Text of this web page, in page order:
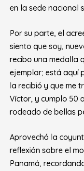
en la sede nacional
Por su parte, el
siento que soy,
recibo una medalla
ejemplar; está aquí
la recibió y que me
Víctor, y cumplo 50
rodeado de bellas
Aprovechó la
reflexión sobre el
Panamá,